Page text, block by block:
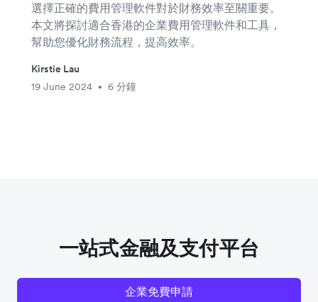
選擇正確的費用管理軟件對於財務效率至關重要。
本文將探討適合香港的企業費用管理軟件和工具，
幫助您優化財務流程，提高效率。
Kirstie Lau
19 June 2024
• 6 分鐘
一站式金融及支付平台
企業免費申請